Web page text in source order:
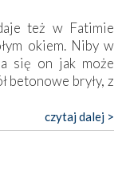
też w Fatimie
okiem. Niby w
się on jak może
betonowe bryły, z
z żywą,
szare bunkry albo
bardziej
o ustawionym
czytaj dalej >